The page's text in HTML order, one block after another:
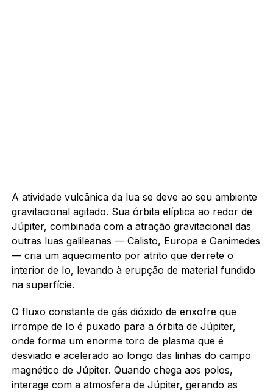
A atividade vulcânica da lua se deve ao seu ambiente
gravitacional agitado. Sua órbita elíptica ao redor de
Júpiter, combinada com a atração gravitacional das
outras luas galileanas — Calisto, Europa e Ganimedes
— cria um aquecimento por atrito que derrete o
interior de Io, levando à erupção de material fundido
na superfície.
O fluxo constante de gás dióxido de enxofre que
irrompe de Io é puxado para a órbita de Júpiter,
onde forma um enorme toro de plasma que é
desviado e acelerado ao longo das linhas do campo
magnético de Júpiter. Quando chega aos polos,
interage com a atmosfera de Júpiter, gerando as